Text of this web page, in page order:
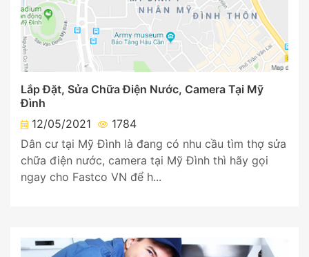
Lắp Đặt, Sửa Chữa Điện Nước, Camera Tại Mỹ
Đình
12/05/2021
1784
Dân cư tại Mỹ Đình là đang có nhu cầu tìm thợ sửa
chữa điện nước, camera tại Mỹ Đình thì hãy gọi
ngay cho Fastco VN để h...